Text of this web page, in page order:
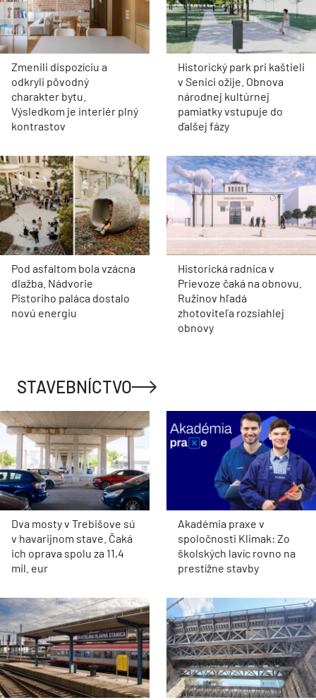
Zmenili dispozíciu a
odkryli pôvodný
charakter bytu.
Výsledkom je interiér plný
kontrastov
Historický park pri kaštieli
v Senici ožije. Obnova
národnej kultúrnej
pamiatky vstupuje do
ďalšej fázy
Pod asfaltom bola vzácna
dlažba. Nádvorie
Pistoriho paláca dostalo
novú energiu
Historická radnica v
Prievoze čaká na obnovu.
Ružinov hľadá
zhotoviteľa rozsiahlej
obnovy
STAVEBNÍCTVO
Dva mosty v Trebišove sú
v havarijnom stave. Čaká
ich oprava spolu za 11,4
mil. eur
Akadémia praxe v
spoločnosti Klimak: Zo
školských lavíc rovno na
prestížne stavby